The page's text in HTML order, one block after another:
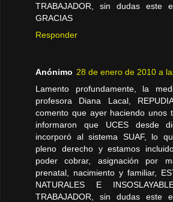
TRABAJADOR, sin dudas este
GRACIAS
Responder
Anónimo 28 de enero de 2010 a
Lamento profundamente, la
profesora Diana Lacal,
comento que ayer haciendo unos
informaron que UCES desde
incorporó al sistema SUAF, lo
pleno derecho y estamos
poder cobrar, asignación por
prenatal, nacimiento y familiar,
NATURALES E
TRABAJADOR, sin dudas este